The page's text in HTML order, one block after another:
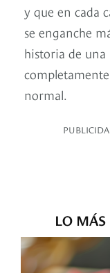
y que en cada
se enganche
historia de una
completamente
normal.
LO